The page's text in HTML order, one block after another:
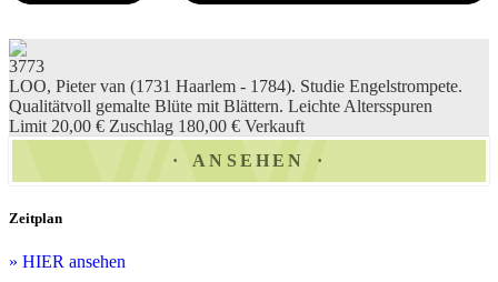
3773
LOO, Pieter van (1731 Haarlem - 1784). Studie Engelstrompete.
Qualitätvoll gemalte Blüte mit Blättern. Leichte Altersspuren
Limit 20,00 € Zuschlag 180,00 € Verkauft
ANSEHEN
Zeitplan
» HIER ansehen